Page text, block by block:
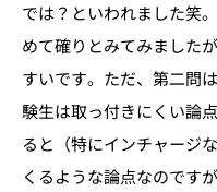
では？といわれました笑
めて確りとみてみました
すいです。ただ、第二問
験生は取っ付きにくい論
ると（特にインチャージ
くるような論点なのです